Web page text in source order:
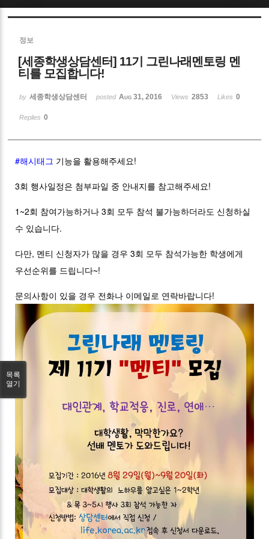
정보
[세종학생상담센터] 11기 그린나래멘토링 멘
티를 모집합니다!
by 세종학생상담센터 posted Aug 31, 2016 Views 2853 Likes 0
Replies 0
#해시태그 기능을 활용해주세요!
3회 행사일정은 첨부파일 중 안내지를 참고해주세요!
1~2회 참여가능하거나 3회 모두 참석 불가능하더라도 신청하실
수 있습니다.
다만, 멘티 신청자가 많을 경우 3회 모두 참석가능한 학생에게
우선순위를 드립니다~!
문의사항이 있을 경우 전화나 이메일로 연락바랍니다!
목록
열기
Sketchbook5, 스케치북5
Sketchbook5, 스케치북5